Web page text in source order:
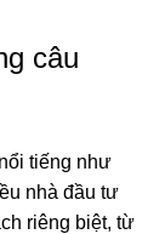
câu
tiếng như
nhà đầu tư
riêng biệt, từ